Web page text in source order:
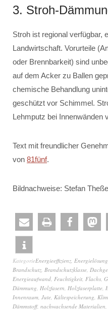
3. Stroh-
Stroh ist regional verfügbar,
Landwirtschaft. Vorurteile
oder Brennbarkeit) sind
auf dem Acker zu Ballen
chemische Behandlung
geschützt vor Schimmel.
Lehmputz bei Innenwänden
Text mit freundlicher
von 81fünf.
Bildnachweise: Stefan
KategorieEnergieeffizienz,
Brandschutz, Brandschutzklasse,
Energieaufwand, Feuchtigkeit, Flachs,
Dämmung, Holzfasern, Holzfaserplatte,
Innenraum, Jute, Kältespeicherung,
Dämmstoff, nachwachsende Materialien,